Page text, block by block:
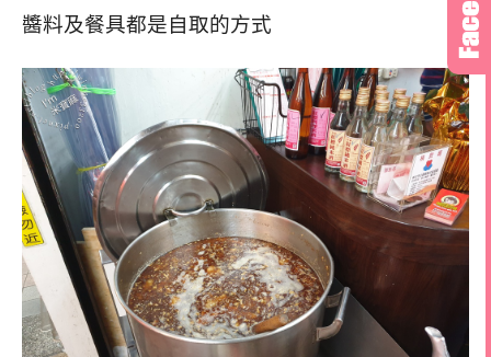
醬料及餐具都是自取的方式